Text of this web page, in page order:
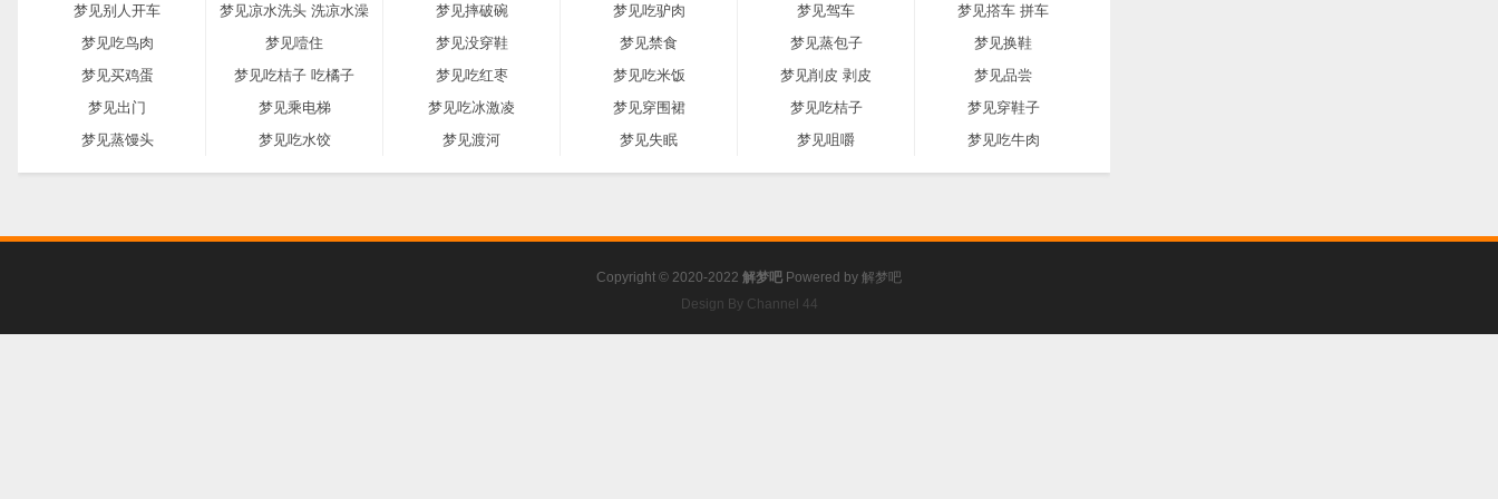
梦见别人开车 梦见凉水洗头 洗凉水澡 梦见摔破碗 梦见吃驴肉 梦见驾车
梦见撘车 拼车
梦见吃鸟肉
梦见噎住 梦见没穿鞋 梦见禁食 梦见蒸包子
梦见换鞋
梦见买鸡蛋
梦见吃桔子 吃橘子 梦见吃红枣 梦见吃米饭 梦见削皮 剥皮
梦见品尝
梦见出门
梦见乘电梯 梦见吃冰激凌 梦见穿围裙 梦见吃桔子
梦见穿鞋子
梦见蒸馒头
梦见吃水饺 梦见渡河 梦见失眠 梦见咀嚼 梦见吃牛肉
Copyright © 2020-2022 解梦吧 Powered by 解梦吧
Design By Channel 44